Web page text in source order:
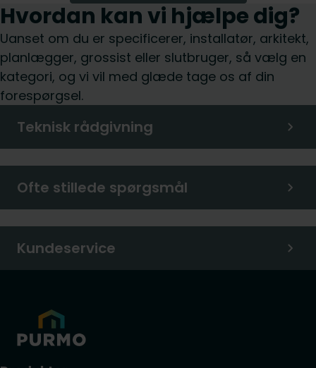
Hvordan kan vi hjælpe dig?
Uanset om du er specificerer, installatør, arkitekt,
planlægger, grossist eller slutbruger, så vælg en
kategori, og vi vil med glæde tage os af din
forespørgsel.
Teknisk rådgivning
Ofte stillede spørgsmål
Kundeservice